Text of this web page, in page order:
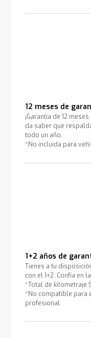
12 meses de
¡Garantía de 12
da saber que
todo un año.
*No incluida para
1+2 años de
Tienes a tu
con el 1+2. Confía en
*Total de kilometraje
*No compatible para
profesional